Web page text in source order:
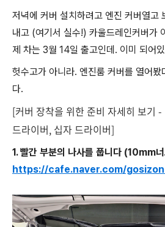
저녁에 커버 설치하려고 엔진 커버열고
내고 (여기서 실수!) 카울드레인커버가
제 차는 3월 14일 출고인데. 이미 되어
헛수고가 아니라. 엔진룸 커버를 열어봤
다.
[커버 장착을 위한 준비 자세히 보기
드라이버, 십자 드라이버]
1. 빨간 부분의 나사를 풉니다 (10mm
https://cafe.naver.com/